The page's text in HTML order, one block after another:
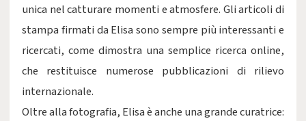
unica nel catturare momenti e atmosfere. Gli articoli di
stampa firmati da Elisa sono sempre più interessanti e
ricercati, come dimostra una semplice ricerca online,
che restituisce numerose pubblicazioni di rilievo
internazionale.
Oltre alla fotografia, Elisa è anche una grande curatrice: